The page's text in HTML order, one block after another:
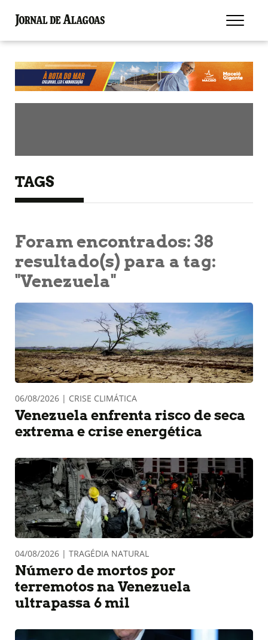
TAGS
Foram encontrados: 38
resultado(s) para a tag:
"Venezuela"
06/08/2026 | CRISE CLIMÁTICA
Venezuela enfrenta risco de seca
extrema e crise energética
04/08/2026 | TRAGÉDIA NATURAL
Número de mortos por
terremotos na Venezuela
ultrapassa 6 mil